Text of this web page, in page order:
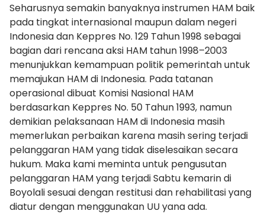
Seharusnya semakin banyaknya instrumen HAM baik
pada tingkat internasional maupun dalam negeri
Indonesia dan Keppres No. 129 Tahun 1998 sebagai
bagian dari rencana aksi HAM tahun 1998–2003
menunjukkan kemampuan politik pemerintah untuk
memajukan HAM di Indonesia. Pada tatanan
operasional dibuat Komisi Nasional HAM
berdasarkan Keppres No. 50 Tahun 1993, namun
demikian pelaksanaan HAM di Indonesia masih
memerlukan perbaikan karena masih sering terjadi
pelanggaran HAM yang tidak diselesaikan secara
hukum. Maka kami meminta untuk pengusutan
pelanggaran HAM yang terjadi Sabtu kemarin di
Boyolali sesuai dengan restitusi dan rehabilitasi yang
diatur dengan menggunakan UU yana ada.